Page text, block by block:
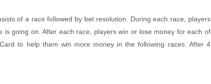
of a race followed by bet resolution. During each race, players
going on. After each race, players win or lose money for each of
to help them win more money in the following races. After 4